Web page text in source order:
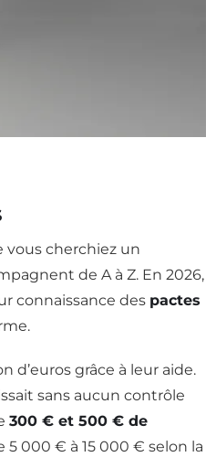
vous cherchiez un
de A à Z. En 2026,
connaissance des pactes
d’euros grâce à leur aide.
sans aucun contrôle
300 € et 500 € de
5 000 € à 15 000 € selon la